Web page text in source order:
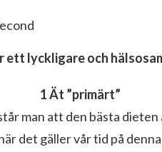
ett lyckligare och
1 Ät ”primärt”
man att den bästa dieten
det gäller vår tid på